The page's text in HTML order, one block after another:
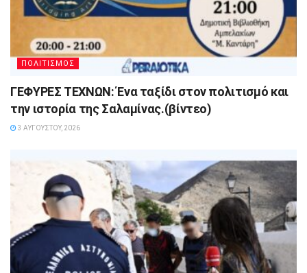
ΠΟΛΙΤΙΣΜΟΣ
ΓΕΦΥΡΕΣ ΤΕΧΝΩΝ: Ένα ταξίδι στον πολιτισμό και
την ιστορία της Σαλαμίνας.(βίντεο)
3 ΑΥΓΟΎΣΤΟΥ, 2026